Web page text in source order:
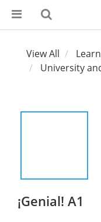
View All
University
¡Genial! A1